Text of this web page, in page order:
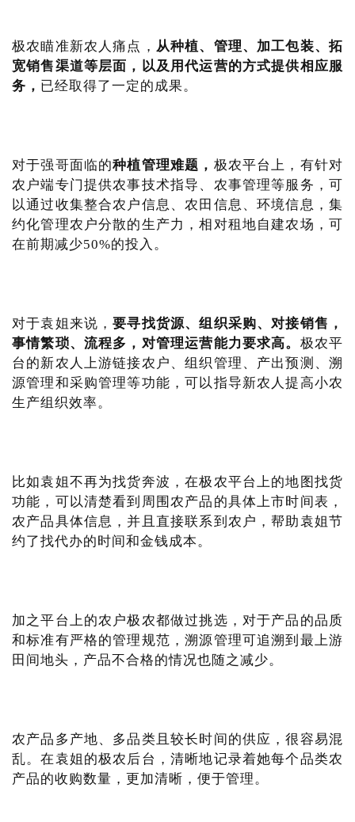
极农瞄准新农人痛点， 从种植、管理、加工包装、拓
宽销售渠道等层面，以及用代运营的方式提供相应服
务， 已经取得了一定的成果。
对于强哥面临的种植管理难题， 极农平台上，有针对
农户端专门提供农事技术指导、农事管理等服务，可
以通过收集整合农户信息、农田信息、环境信息，集
约化管理农户分散的生产力，相对租地自建农场，可
在前期减少50%的投入。
对于袁姐来说，要寻找货源、组织采购、对接销售，
事情繁琐、流程多，对管理运营能力要求高。 极农平
台的新农人上游链接农户、组织管理、产出预测、溯
源管理和采购管理等功能，可以指导新农人提高小农
生产组织效率。
比如袁姐不再为找货奔波，在极农平台上的地图找货
功能，可以清楚看到周围农产品的具体上市时间表，
农产品具体信息，并且直接联系到农户，帮助袁姐节
约了找代办的时间和金钱成本。
加之平台上的农户极农都做过挑选，对于产品的品质
和标准有严格的管理规范，溯源管理可追溯到最上游
田间地头，产品不合格的情况也随之减少。
农产品多产地、多品类且较长时间的供应，很容易混
乱。在袁姐的极农后台，清晰地记录着她每个品类农
产品的收购数量，更加清晰，便于管理。